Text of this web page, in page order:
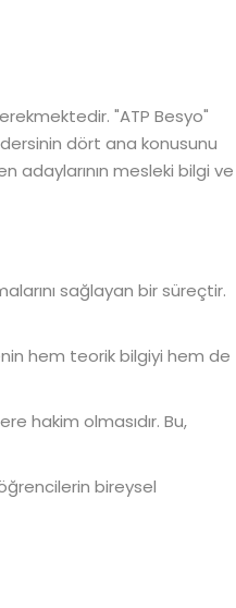
"ATP Besyo"
dersinin dört ana konusunu
adaylarının mesleki bilgi ve
sağlayan bir süreçtir.
hem teorik bilgiyi hem de
hakim olmasıdır. Bu,
bireysel